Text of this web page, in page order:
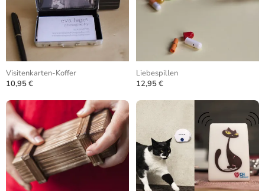
Visitenkarten-Koffer
10,95 €
Liebespillen
12,95 €